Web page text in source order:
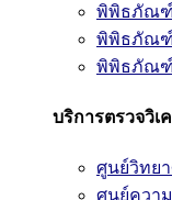
พิพิธภัณฑ์
พิพิธภัณ
พิพิธภัณ
บริการตรวจวิ
ศูนย์วิทย
ศูนย์ควา